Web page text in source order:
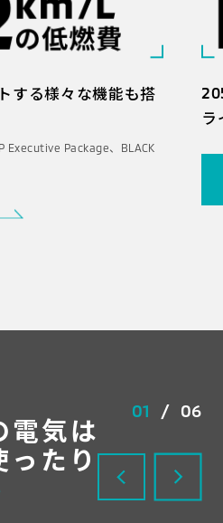
する様々な機能も搭
Executive Package、BLACK
ラ
電気は
ったり
01 / 06